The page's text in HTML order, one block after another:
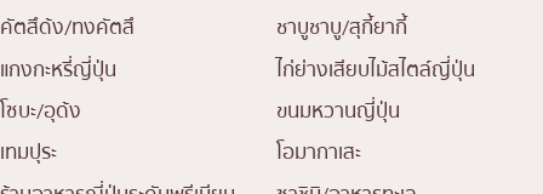
คัตสึด้ง/ทงคัตสึ
ชาบูชาบู/สุกี้ยากี้
แกงกะหรี่ญี่ปุ่น
ไก่ย่างเสียบไม้สไตล์ญี่ปุ่น
โซบะ/อุด้ง
ขนมหวานญี่ปุ่น
เทมปุระ
โอมากาเสะ